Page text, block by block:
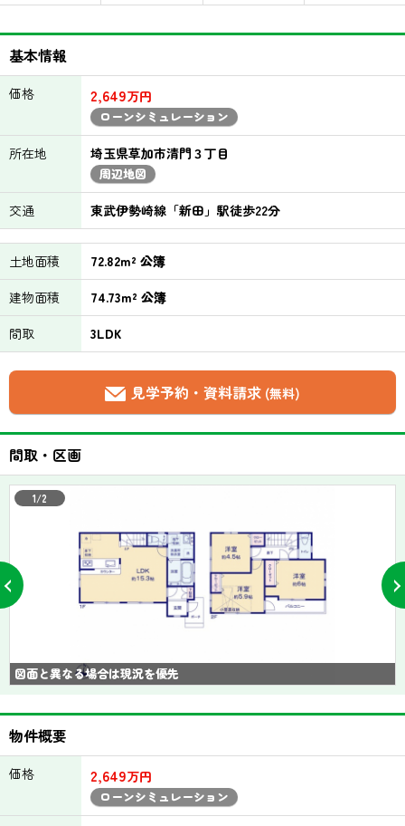
基本情報
価格 2,649万円
ローンシミュレーション
所在地 埼玉県草加市清門３丁目
周辺地図
交通 東武伊勢崎線「新田」駅徒歩22分
土地面積
72.82m² 公簿
建物面積
74.73m² 公簿
間取
3LDK
見学予約・資料請求 (無料)
間取・区画
図面と異なる場合は現況を優先
1/2
物件概要
価格 2,649万円
ローンシミュレーション